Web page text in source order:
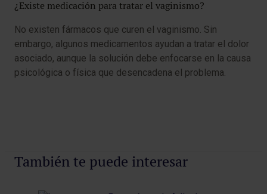
¿Existe medicación para tratar el vaginismo?
No existen fármacos que curen el vaginismo. Sin
embargo, algunos medicamentos ayudan a tratar el dolor
asociado, aunque la solución debe enfocarse en la causa
psicológica o física que desencadena el problema.
También te puede interesar